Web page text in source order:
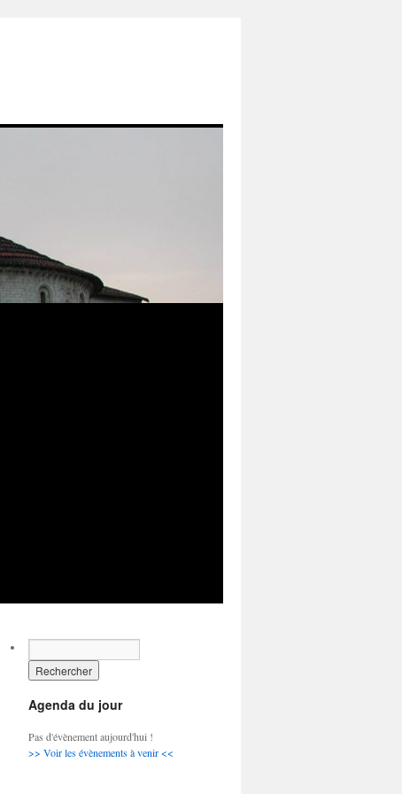
Agenda du jour
Pas d'évènement aujourd'hui !
>> Voir les évènements à venir <<